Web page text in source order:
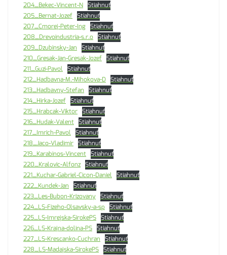
204_Bekec-Vincent-N Stiahnuť
205_Bernat-Jozef Stiahnuť
207_Cmorej-Peter-Ing Stiahnuť
208_Drevoindustria-s.r.o Stiahnuť
209_Dzubinsky-Jan Stiahnuť
210_Gresak-Jan-Gresak-Jozef Stiahnuť
211_Guzi-Pavol Stiahnuť
212_Hadbavna-M.-Mihokova-D Stiahnuť
213_Hadbavny-Stefan Stiahnuť
214_Hirka-Jozef Stiahnuť
215_Hrabcak-Viktor Stiahnuť
216_Hudak-Valent Stiahnuť
217_Imrich-Pavol Stiahnuť
218_Jaco-Vladimir Stiahnuť
219_Karabinos-Vincent Stiahnuť
220_Kralovic-Alfonz Stiahnuť
221_Kuchar-Gabriel-Cicon-Daniel Stiahnuť
222_Kundek-Jan Stiahnuť
223_Les-Bubon-Krizovany Stiahnuť
224_LS-Fizeho-Olsavsky-a-sp Stiahnuť
225_LS-Imrejska-SirokePS Stiahnuť
226_LS-Krajna-dolina-PS Stiahnuť
227_LS-Krescanko-Cuchran Stiahnuť
228_LS-Madajska-SirokePS Stiahnuť